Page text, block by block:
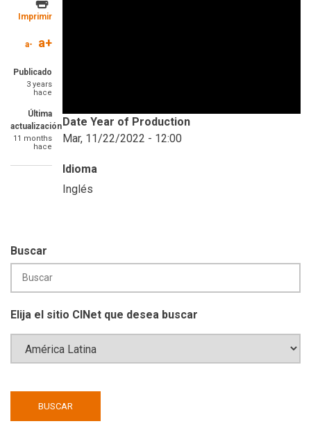
Imprimir
a- a+
Publicado
3 years
hace
Última
actualización
11 months
hace
Date Year of Production
Mar, 11/22/2022 - 12:00
Idioma
Inglés
Buscar
Elija el sitio CINet que desea buscar